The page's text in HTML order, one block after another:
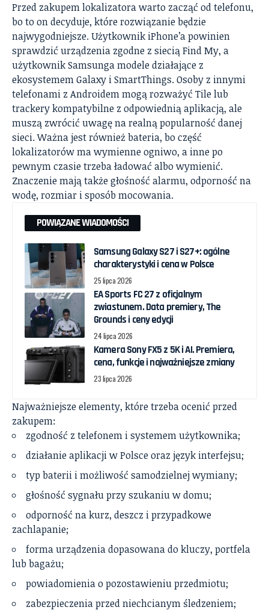
Przed zakupem lokalizatora warto zacząć od telefonu,
bo to on decyduje, które rozwiązanie będzie
najwygodniejsze. Użytkownik iPhone’a powinien
sprawdzić urządzenia zgodne z siecią Find My, a
użytkownik Samsunga modele działające z
ekosystemem Galaxy i SmartThings. Osoby z innymi
telefonami z Androidem mogą rozważyć Tile lub
trackery kompatybilne z odpowiednią aplikacją, ale
muszą zwrócić uwagę na realną popularność danej
sieci. Ważna jest również bateria, bo część
lokalizatorów ma wymienne ogniwo, a inne po
pewnym czasie trzeba ładować albo wymienić.
Znaczenie mają także głośność alarmu, odporność na
wodę, rozmiar i sposób mocowania.
POWIĄZANE WIADOMOŚCI
Samsung Galaxy S27 i S27+: ogólne
charakterystyki i cena w Polsce
25 lipca 2026
EA Sports FC 27 z oficjalnym
zwiastunem. Data premiery, The
Grounds i ceny edycji
24 lipca 2026
Kamera Sony FX5 z 5K i AI. Premiera,
cena, funkcje i najważniejsze zmiany
23 lipca 2026
Najważniejsze elementy, które trzeba ocenić przed
zakupem:
zgodność z telefonem i systemem użytkownika;
działanie aplikacji w Polsce oraz język interfejsu;
typ baterii i możliwość samodzielnej wymiany;
głośność sygnału przy szukaniu w domu;
odporność na kurz, deszcz i przypadkowe
zachlapanie;
forma urządzenia dopasowana do kluczy, portfela
lub bagażu;
powiadomienia o pozostawieniu przedmiotu;
zabezpieczenia przed niechcianym śledzeniem;